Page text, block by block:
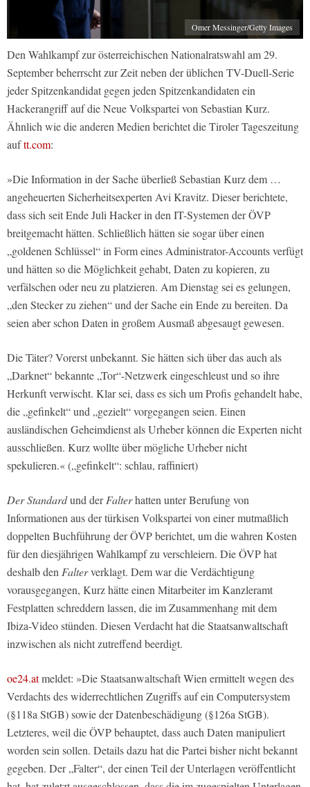
Omer Messinger/Getty Images
Den Wahlkampf zur österreichischen Nationalratswahl am 29.
September beherrscht zur Zeit neben der üblichen TV-Duell-Serie
jeder Spitzenkandidat gegen jeden Spitzenkandidaten ein
Hackerangriff auf die Neue Volkspartei von Sebastian Kurz.
Ähnlich wie die anderen Medien berichtet die Tiroler Tageszeitung
auftt.com:
»Die Information in der Sache überließ Sebastian Kurz dem …
angeheuerten Sicherheitsexperten Avi Kravitz. Dieser berichtete,
dass sich seit Ende Juli Hacker in den IT-Systemen der ÖVP
breitgemacht hätten. Schließlich hätten sie sogar über einen
„goldenen Schlüssel“ in Form eines Administrator-Accounts verfügt
und hätten so die Möglichkeit gehabt, Daten zu kopieren, zu
verfälschen oder neu zu platzieren. Am Dienstag sei es gelungen,
„den Stecker zu ziehen“ und der Sache ein Ende zu bereiten. Da
seien aber schon Daten in großem Ausmaß abgesaugt gewesen.
Die Täter? Vorerst unbekannt. Sie hätten sich über das auch als
„Darknet“ bekannte „Tor“-Netzwerk eingeschleust und so ihre
Herkunft verwischt. Klar sei, dass es sich um Profis gehandelt habe,
die „gefinkelt“ und „gezielt“ vorgegangen seien. Einen
ausländischen Geheimdienst als Urheber können die Experten nicht
ausschließen. Kurz wollte über mögliche Urheber nicht
spekulieren.« („gefinkelt“: schlau, raffiniert)
Der Standardund derFalterhatten unter Berufung von
Informationen aus der türkisen Volkspartei von einer mutmaßlich
doppelten Buchführung der ÖVP berichtet, um die wahren Kosten
für den diesjährigen Wahlkampf zu verschleiern. Die ÖVP hat
deshalb den Falterverklagt. Dem war die Verdächtigung
vorausgegangen, Kurz hätte einen Mitarbeiter im Kanzleramt
Festplatten schreddern lassen, die im Zusammenhang mit dem
Ibiza-Video stünden. Diesen Verdacht hat die Staatsanwaltschaft
inzwischen als nicht zutreffend beerdigt.
oe24.atmeldet: »Die Staatsanwaltschaft Wien ermittelt wegen des
Verdachts des widerrechtlichen Zugriffs auf ein Computersystem
(§118a StGB) sowie der Datenbeschädigung (§126a StGB).
Letzteres, weil die ÖVP behauptet, dass auch Daten manipuliert
worden sein sollen. Details dazu hat die Partei bisher nicht bekannt
gegeben. Der „Falter“, der einen Teil der Unterlagen veröffentlicht